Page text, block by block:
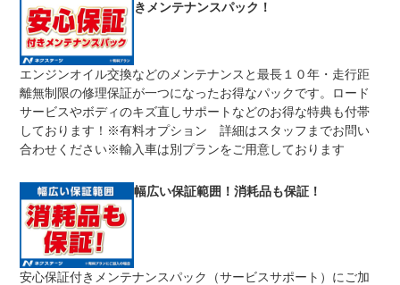
上限金額
車両本体価格
期間中は何度でも修理可能！修理金額は車両本体価格の１
００％までしっかり保証します。車両本体価格５０万円以
下の場合は５０万円まで保証します。
免責金
無し
保証修理の対象となる場合は、お客様の費用負担は一切ご
ざいません。
保証修理
受付先
全国のネクステージで受付可能！ご遠方でネクステージに
持ち込めないお客様も保証修理はお受け頂けます。詳細
法定整備
整備付 法定12ヶ月または法定24ヶ月点検整備付
※車検なし・車検整備付の場合は法定24ヶ月点検整備付
※商用車は6ヶ月または12ヶ月点検整備付
法定整備
について
１．契約後～納車までに法定点検を実施致します。 ２．
支払総額に整備代金を含んでおります。 ３．点検記録簿
が発行されます。
きメンテナンスパック！
エンジンオイル交換などのメンテナンスと最長１０年・走行距
離無制限の修理保証が一つになったお得なパックです。ロード
サービスやボディのキズ直しサポートなどのお得な特典も付帯
しております！※有料オプション 詳細はスタッフまでお問い
合わせください※輸入車は別プランをご用意しております
幅広い保証範囲！消耗品も保証！
安心保証付きメンテナンスパック（サービスサポート）にご加